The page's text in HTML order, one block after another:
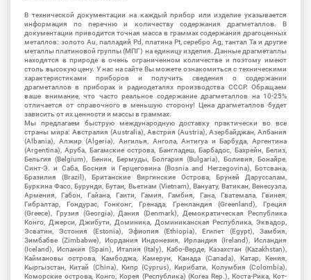
В технической документации на каждый прибор или изделие указывается
информация по перечню и количеству содержания драгметаллов. В
документации приводится точная масса в граммах содержания драгоценных
металлов: золото Au, палладий Pd, платина Pt, серебро Ag, тантал Ta и другие
металлы платиновой группы (МПГ) на единицу изделия. Данные драгметаллы
находятся в природе в очень ограниченном количестве и поэтому имеют
столь высокую цену. У нас на сайте Вы можете ознакомиться с техническими
характеристиками приборов и получить сведения о содержании
драгметаллов в приборах и радиодеталях производства СССР. Обращаем
ваше внимание, что часто реальное содержание драгметаллов на 10-25%
отличается от справочного в меньшую сторону! Цена драгметаллов будет
зависить от их ценности и массы в граммах.
Мы предлагаем быструю международную доставку практически во все
страны мира: Австралия (Australia), Австрия (Austria), Азербайджан, Албания
(Albania), Алжир (Algeria), Ангилья, Ангола, Антигуа и Барбуда, Аргентина
(Argentina), Аруба, Багамские острова, Бангладеш, Барбадос, Бахрейн, Белиз,
Бельгия (Belgium), Бенин, Бермуды, Болгария (Bulgaria), Боливия, Бонайре,
Синт-Э. и Саба, Босния и Герцеговина (Bosnia and Herzegovina), Ботсвана,
Бразилия (Brazil), Британские Виргинские Острова, Бруней Даруссалам,
Буркина Фасо, Бурунди, Бутан, Вьетнам (Vietnam), Вануату, Ватикан, Венесуэла,
Армения, Габон, Гайана, Гаити, Гамия, Гамбия, Гана, Гватемала, Гвинея,
Гибралтар, Гондурас, Гонконг, Гренада, Гренландия (Greenland), Греция
(Greece), Грузия (Georgia), Дания (Denmark), Демократическая Республика
Конго, Джерси, Джибути, Доминика, Доминиканская Республика, Эквадор,
Эсватин, Эстония (Estonia), Эфиопия (Ethiopia), Египет (Egypt), Замбия,
Зимбабве (Zimbabwe), Иордания Индонезия, Ирландия (Ireland), Исландия
(Iceland), Испания (Spain), Италия (Italy), Кабо-Верде, Казахстан (Kazakhstan),
Каймановы острова, Камбоджа, Камерун, Канада (Canada), Катар, Кения,
Кыргызстан, Китай (China), Кипр (Cyprus), Кирибати, Колумбия (Colombia),
Коморские острова, Конго, Корея (Республика) (Korea Rep.), Коста-Рика, Кот-